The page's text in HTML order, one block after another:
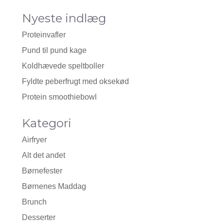
Nyeste indlæg
Proteinvafler
Pund til pund kage
Koldhævede speltboller
Fyldte peberfrugt med oksekød
Protein smoothiebowl
Kategori
Airfryer
Alt det andet
Børnefester
Børnenes Maddag
Brunch
Desserter